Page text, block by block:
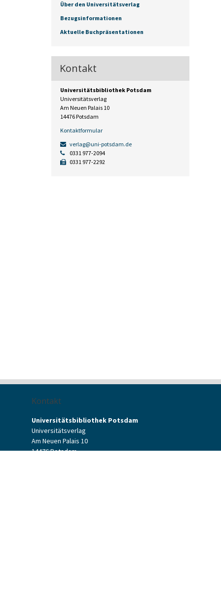
Über den Universitätsverlag
Bezugsinformationen
Aktuelle Buchpräsentationen
Kontakt
Universitätsbibliothek Potsdam
Universitätsverlag
Am Neuen Palais 10
14476 Potsdam
Kontaktformular
verlag@uni-potsdam.de
0331 977-2094
0331 977-2292
Kontakt
Universitätsbibliothek Potsdam
Universitätsverlag
Am Neuen Palais 10
14476 Potsdam